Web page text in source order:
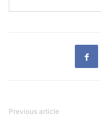
Previous article